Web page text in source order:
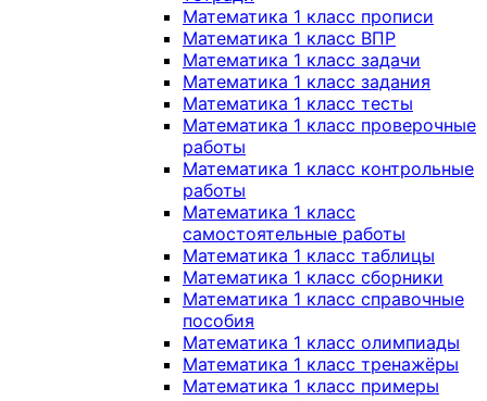
Математика 1 класс прописи
Математика 1 класс ВПР
Математика 1 класс задачи
Математика 1 класс задания
Математика 1 класс тесты
Математика 1 класс проверочные
работы
Математика 1 класс контрольные
работы
Математика 1 класс
самостоятельные работы
Математика 1 класс таблицы
Математика 1 класс сборники
Математика 1 класс справочные
пособия
Математика 1 класс олимпиады
Математика 1 класс тренажёры
Математика 1 класс примеры